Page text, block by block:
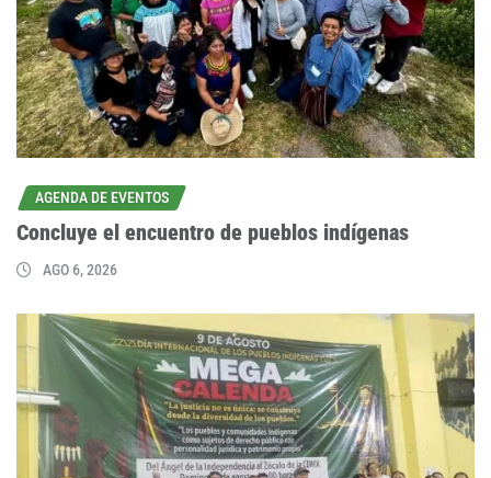
AGENDA DE EVENTOS
Concluye el encuentro de pueblos indígenas
AGO 6, 2026